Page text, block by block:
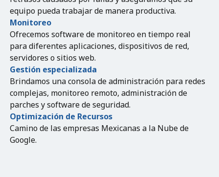
equipo pueda trabajar de manera productiva.
Monitoreo
Ofrecemos software de monitoreo en tiempo real
para diferentes aplicaciones, dispositivos de red,
servidores o sitios web.
Gestión especializada
Brindamos una consola de administración para redes
complejas, monitoreo remoto, administración de
parches y software de seguridad.
Optimización de Recursos
Camino de las empresas Mexicanas a la Nube de
Google.